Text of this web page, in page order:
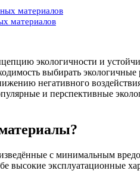
материалов
материалов
экологичности и
выбирать
негативного
и перспективные
с минимальным
высокие эксплуатационные